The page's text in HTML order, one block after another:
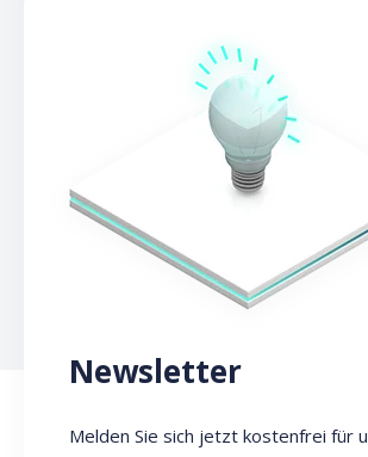
Newsletter
Melden Sie sich jetzt kostenfrei für